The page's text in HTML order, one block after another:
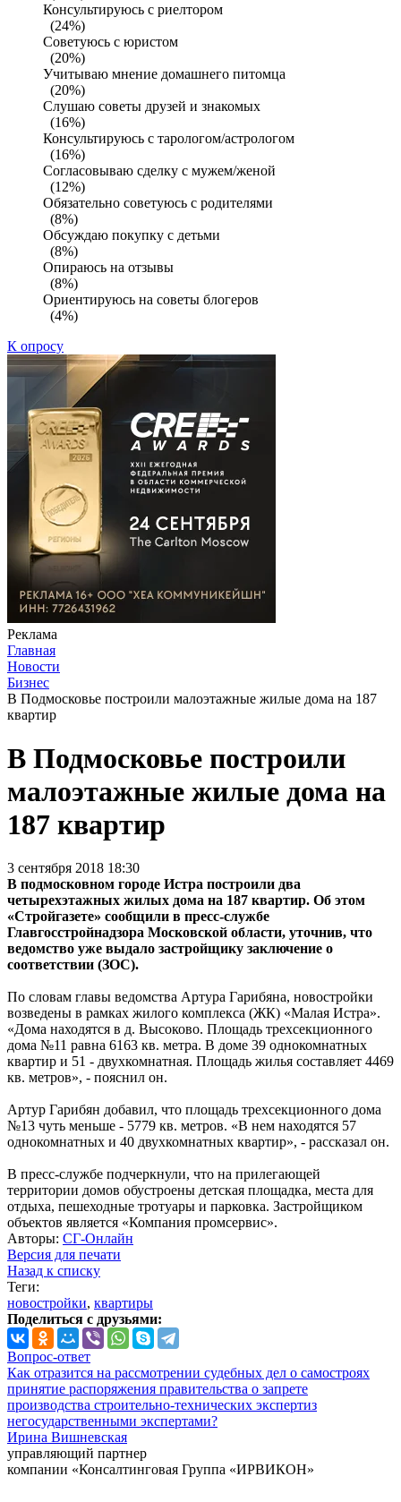
Консультируюсь с риелтором
(24%)
Советуюсь с юристом
(20%)
Учитываю мнение домашнего питомца
(20%)
Слушаю советы друзей и знакомых
(16%)
Консультируюсь с тарологом/астрологом
(16%)
Согласовываю сделку с мужем/женой
(12%)
Обязательно советуюсь с родителями
(8%)
Обсуждаю покупку с детьми
(8%)
Опираюсь на отзывы
(8%)
Ориентируюсь на советы блогеров
(4%)
К опросу
Реклама
Главная
Новости
Бизнес
В Подмосковье построили малоэтажные жилые дома на 187
квартир
В Подмосковье построили
малоэтажные жилые дома на
187 квартир
3 сентября 2018 18:30
В подмосковном городе Истра построили два
четырехэтажных жилых дома на 187 квартир. Об этом
«Стройгазете» сообщили в пресс-службе
Главгосстройнадзора Московской области, уточнив, что
ведомство уже выдало застройщику заключение о
соответствии (ЗОС).
По словам главы ведомства Артура Гарибяна, новостройки
возведены в рамках жилого комплекса (ЖК) «Малая Истра».
«Дома находятся в д. Высоково. Площадь трехсекционного
дома №11 равна 6163 кв. метра. В доме 39 однокомнатных
квартир и 51 - двухкомнатная. Площадь жилья составляет 4469
кв. метров», - пояснил он.
Артур Гарибян добавил, что площадь трехсекционного дома
№13 чуть меньше - 5779 кв. метров. «В нем находятся 57
однокомнатных и 40 двухкомнатных квартир», - рассказал он.
В пресс-службе подчеркнули, что на прилегающей
территории домов обустроены детская площадка, места для
отдыха, пешеходные тротуары и парковка. Застройщиком
объектов является «Компания промсервис».
Авторы: СГ-Онлайн
Версия для печати
Назад к списку
Теги:
новостройки, квартиры
Поделиться с друзьями:
Вопрос-ответ
Как отразится на рассмотрении судебных дел о самостроях
принятие распоряжения правительства о запрете
производства строительно-технических экспертиз
негосударственными экспертами?
Ирина Вишневская
управляющий партнер
компании «Консалтинговая Группа «ИРВИКОН»